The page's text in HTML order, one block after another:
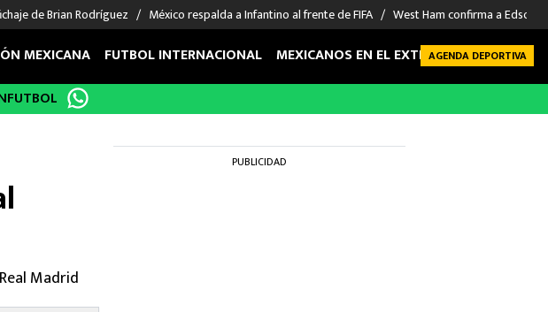
de Brian Rodríguez México respalda a Infantino al frente de FIFA West Ham confirma a Edson
DEPORTES
NBA
MEXICANA FUTBOL INTERNACIONAL MEXICANOS EN EL EXTRANJERO FUTBOL
AGENDA DEPORTIVA
Madrid
PUBLICIDAD